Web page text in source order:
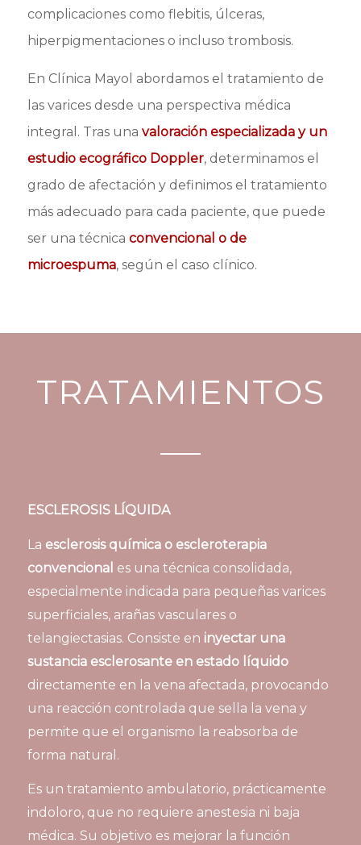
complicaciones como flebitis, úlceras,
hiperpigmentaciones o incluso trombosis.
En Clínica Mayol abordamos el tratamiento de
las varices desde una perspectiva médica
integral. Tras una valoración especializada y un
estudio ecográfico Doppler, determinamos el
grado de afectación y definimos el tratamiento
más adecuado para cada paciente, que puede
ser una técnica convencional o de
microespuma, según el caso clínico.
TRATAMIENTOS
ESCLEROSIS LÍQUIDA
La esclerosis química o escleroterapia
convencional es una técnica consolidada,
especialmente indicada para pequeñas varices
superficiales, arañas vasculares o
telangiectasias. Consiste en inyectar una
sustancia esclerosante en estado líquido
directamente en la vena afectada, provocando
una reacción controlada que sella la vena y
permite que el organismo la reabsorba de
forma natural.
Es un tratamiento ambulatorio, prácticamente
indoloro, que no requiere anestesia ni baja
médica. Su objetivo es mejorar la función